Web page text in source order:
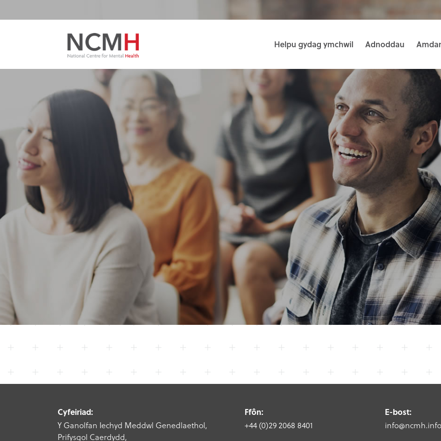
Helpu gydag ymchwil Adnoddau
Cyfeiriad:
Y Ganolfan Iechyd Meddwl Genedlaethol,
Prifysgol Caerdydd,
Ffôn:
+44 (0)29 2068 8401
E-bost:
info@ncmh.info